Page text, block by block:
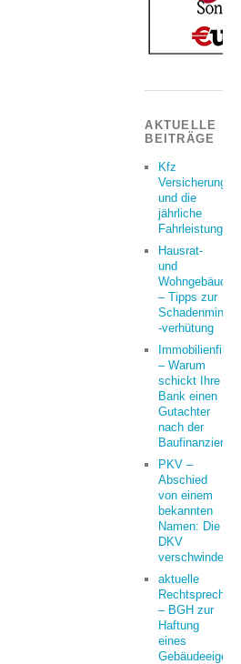
AKTUELLE
BEITRÄGE
Kfz
Versicherung
und die
jährliche
Fahrleistung
Hausrat-
und
– Tipps zur
-verhütung
– Warum
schickt Ihre
Bank einen
Gutachter
nach der
PKV –
Abschied
von einem
bekannten
Namen: Die
DKV
verschwindet
aktuelle
– BGH zur
Haftung
eines